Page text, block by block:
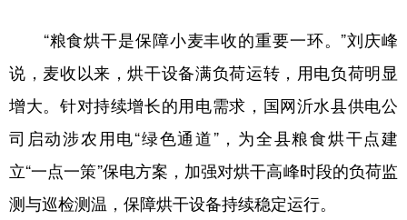
“粮食烘干是保障小麦丰收的重要一环。”刘庆峰
说，麦收以来，烘干设备满负荷运转，用电负荷明显
增大。针对持续增长的用电需求，国网沂水县供电公
司启动涉农用电“绿色通道”，为全县粮食烘干点建
立“一点一策”保电方案，加强对烘干高峰时段的负荷监
测与巡检测温，保障烘干设备持续稳定运行。